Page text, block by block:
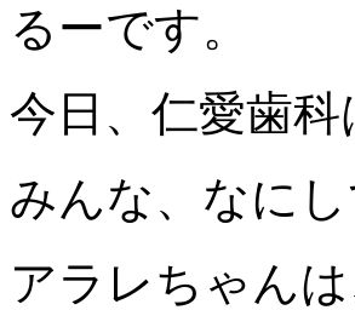
るーです。
今日、仁愛歯
みんな、なに
アラレちゃん